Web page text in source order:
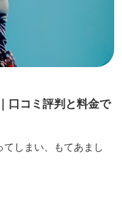
口コミ評判と料金で
しまい、もてあまし